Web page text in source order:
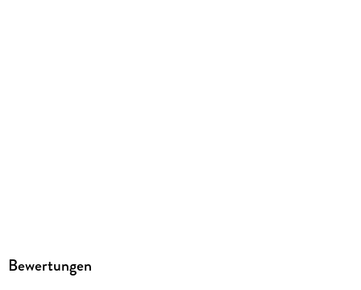
Bewertungen